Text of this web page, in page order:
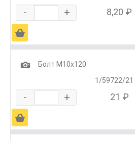
- + 8,20 ₽
Ä
1
Болт М10х120
1/59722/21
- + 21 ₽
Ä